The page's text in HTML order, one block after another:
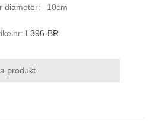
diameter: 10cm
L396-BR
produkt